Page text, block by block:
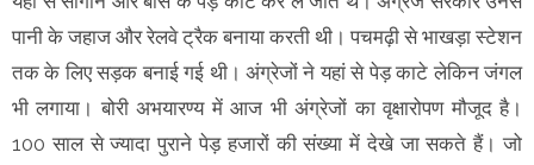
पानी के जहाज और रेलवे ट्रैक बनाया करती थी। पचमढ़ी से भाखड़ा स्टेशन
तक के लिए सड़क बनाई गई थी। अंग्रेजों ने यहां से पेड़ काटे लेकिन जंगल
भी लगाया। बोरी अभयारण्य में आज भी अंग्रेजों का वृक्षारोपण मौजूद है।
100 साल से ज्यादा पुराने पेड़ हजारों की संख्या में देखे जा सकते हैं। जो